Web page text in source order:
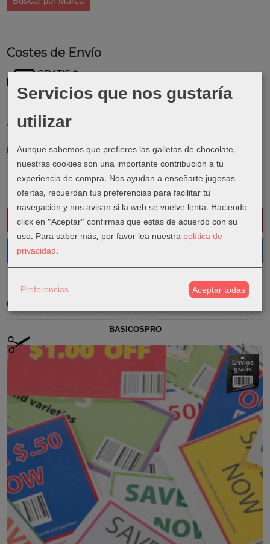
Costes de Envío
GRATIS *
Consultar Destinos
Tu Carrito (0)
El carrito de la compra está vacío
Redes Sociales
Instagram
Facebook
Cupones
BASICOSPRO
Envíos
gratis
Servicios que nos gustaría
utilizar
Aunque sabemos que prefieres las galletas de chocolate,
nuestras cookies son una importante contribución a tu
experiencia de compra. Nos ayudan a enseñarte jugosas
ofertas, recuerdan tus preferencias para facilitar tu
navegación y nos avisan si la web se vuelve lenta. Haciendo
click en "Aceptar" confirmas que estás de acuerdo con su
uso. Para saber más, por favor lea nuestra política de
privacidad.
Preferencias Aceptar todas